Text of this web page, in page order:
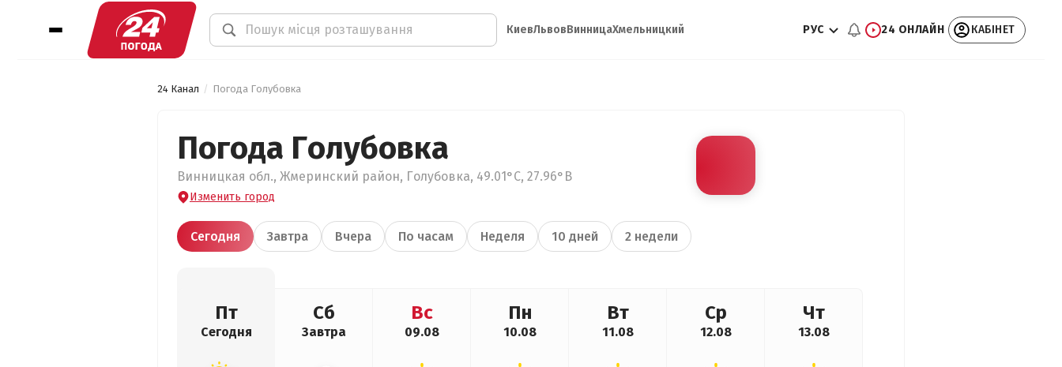
КиевЛьвовВинницаХмельницкий РУС 24 ОНЛАЙН КАБІНЕТ
24 Канал Погода Голубовка
Погода Голубовка
Винницкая обл., Жмеринский район, Голубовка, 49.01°С, 27.96°В
Изменить город
Сегодня Завтра Вчера По часам Неделя 10 дней 2 недели
Пт
Сегодня
Сб
Завтра
Вс
09.08
Пн
10.08
Вт
11.08
Ср
12.08
Чт
13.08